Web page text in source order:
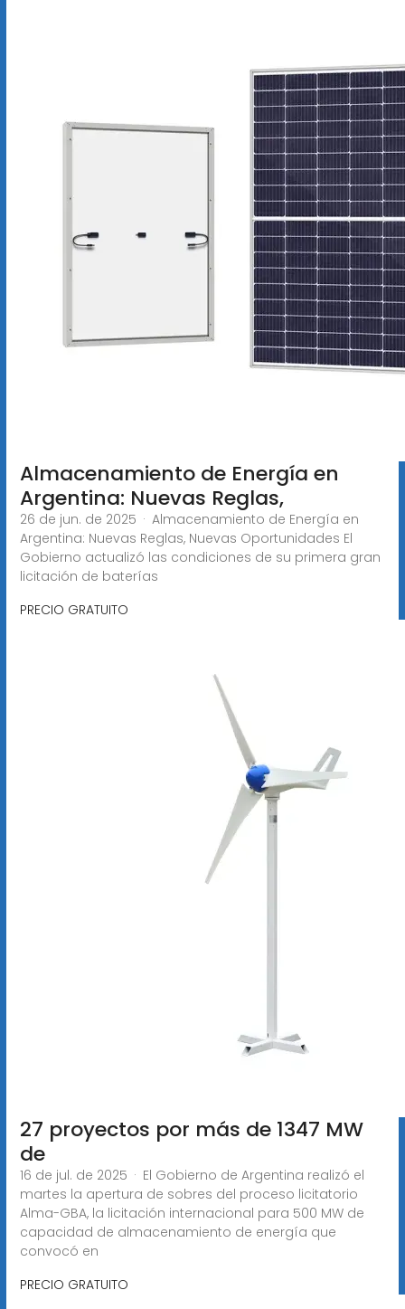
Almacenamiento de Energía en
Argentina: Nuevas Reglas,
26 de jun. de 2025 · Almacenamiento de Energía en
Argentina: Nuevas Reglas, Nuevas Oportunidades El
Gobierno actualizó las condiciones de su primera gran
licitación de baterías
PRECIO GRATUITO
27 proyectos por más de 1347 MW
de
16 de jul. de 2025 · El Gobierno de Argentina realizó el
martes la apertura de sobres del proceso licitatorio
Alma-GBA, la licitación internacional para 500 MW de
capacidad de almacenamiento de energía que
convocó en
PRECIO GRATUITO